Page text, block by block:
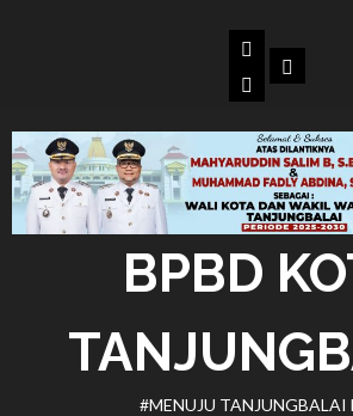
Beranda
BPBD
Tanjungbalai
Dokumen
BPBD
#MENUJU TANJUNGBALAI